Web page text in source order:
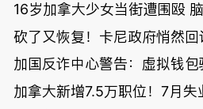
16岁加拿大少女当街遭围殴
砍了又恢复！卡尼政府悄然回
加国反诈中心警告：虚拟钱
加拿大新增7.5万职位！7月